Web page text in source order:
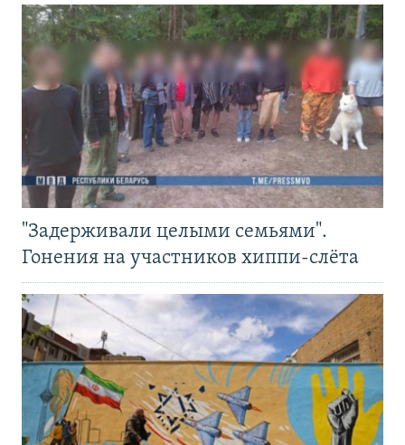
"Задерживали целыми семьями".
Гонения на участников хиппи-слёта